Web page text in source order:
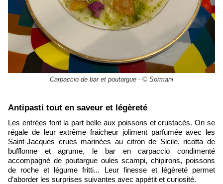
Carpaccio de bar et poutargue - © Sormani
Antipasti tout en saveur et légèreté
Les entrées font la part belle aux poissons et crustacés. On se
régale de leur extrême fraicheur joliment parfumée avec les
Saint-Jacques crues marinées au citron de Sicile, ricotta de
bufflonne et agrume, le bar en carpaccio condimenté
accompagné de poutargue oules scampi, chipirons, poissons
de roche et légume fritti... Leur finesse et légèreté permet
d’aborder les surprises suivantes avec appétit et curiosité.